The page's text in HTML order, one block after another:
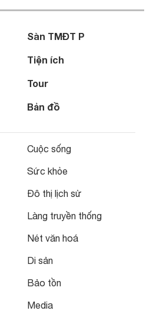
Sàn TMĐT P
Tiện ích
Tour
Bản đồ
Cuộc sống
Sức khỏe
Đô thị lịch sử
Làng truyền thống
Nét văn hoá
Di sản
Bảo tồn
Media